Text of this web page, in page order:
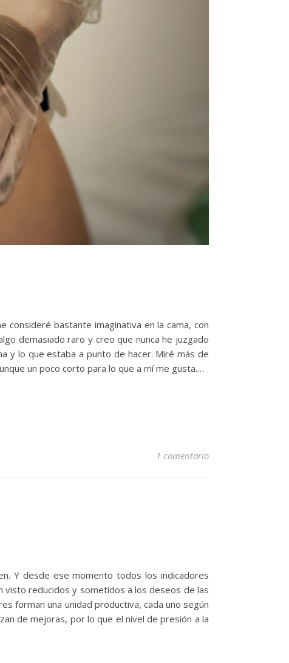
consideré bastante imaginativa en la cama, con
demasiado raro y creo que nunca he juzgado
y lo que estaba a punto de hacer. Miré más de
un poco corto para lo que a mí me gusta.…
1 comentario
Y desde ese momento todos los indicadores
visto reducidos y sometidos a los deseos de las
forman una unidad productiva, cada uno según
de mejoras, por lo que el nivel de presión a la